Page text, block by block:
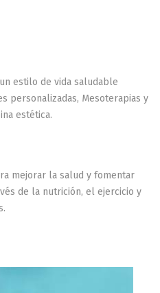
estilo de vida saludable
personalizadas, Mesoterapias y
estética.
mejorar la salud y fomentar
de la nutrición, el ejercicio y